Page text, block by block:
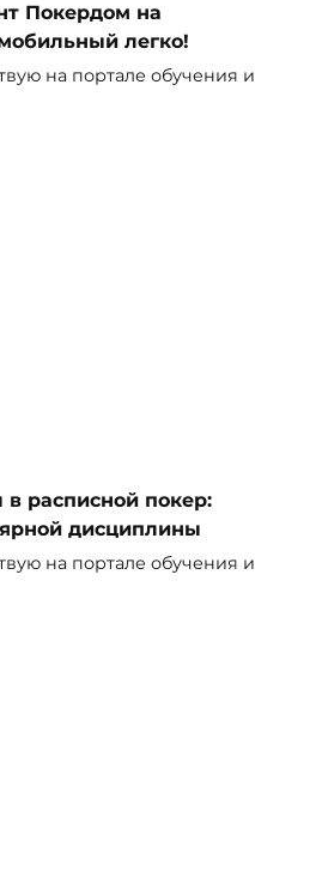
Покердом на
легко!
на портале обучения и
расписной покер:
дисциплины
на портале обучения и